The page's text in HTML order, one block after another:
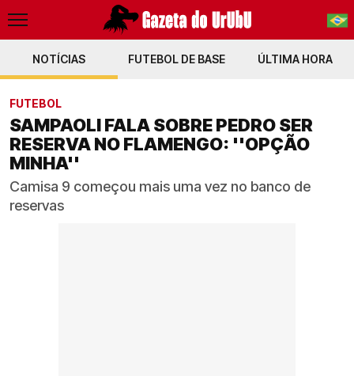
PT-BR
NOTÍCIAS FUTEBOL DE BASE ÚLTIMA HORA
FUTEBOL
SAMPAOLI FALA SOBRE PEDRO SER
RESERVA NO FLAMENGO: ''OPÇÃO
MINHA''
Camisa 9 começou mais uma vez no banco de
reservas